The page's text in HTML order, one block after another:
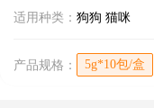
适用种类： 狗狗 猫咪
产品规格： 5g*10包/盒